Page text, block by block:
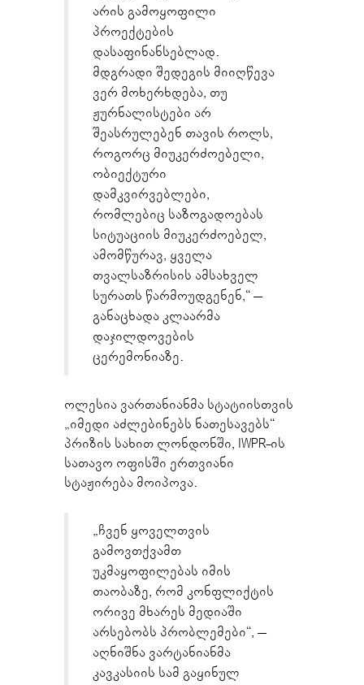
არის გამოყოფილი
პროექტების
დასაფინანსებლად.
მდგრადი შედეგის მიიღწევა
ვერ მოხერხდება, თუ
ჟურნალისტები არ
შეასრულებენ თავის როლს,
როგორც მიუკერძოებელი,
ობიექტური
დამკვირვებლები,
რომლებიც საზოგადოებას
სიტუაციის მიუკერძოებელ,
ამომწურავ, ყველა
თვალსაზრისის ამსახველ
სურათს წარმოუდგენენ,“ –
განაცხადა კლაარმა
დაჯილდოვების
ცერემონიაზე.
ოლესია ვართანიანმა სტატიისთვის
„იმედი აძლებინებს ნათესავებს“
პრიზის სახით ლონდონში, IWPR-ის
სათავო ოფისში ერთვიანი
სტაჟირება მოიპოვა.
„ჩვენ ყოველთვის
გამოვთქვამთ
უკმაყოფილებას იმის
თაობაზე, რომ კონფლიქტის
ორივე მხარეს მედიაში
არსებობს პრობლემები“, –
აღნიშნა ვარტანიანმა
კავკასიის სამ გაყინულ